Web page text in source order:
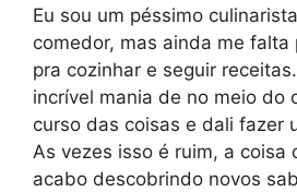
Eu sou um péssimo
comedor, mas ainda me falta
pra cozinhar e seguir
incrível mania de no meio do
curso das coisas e dali fazer
As vezes isso é ruim, a coisa
acabo descobrindo novos